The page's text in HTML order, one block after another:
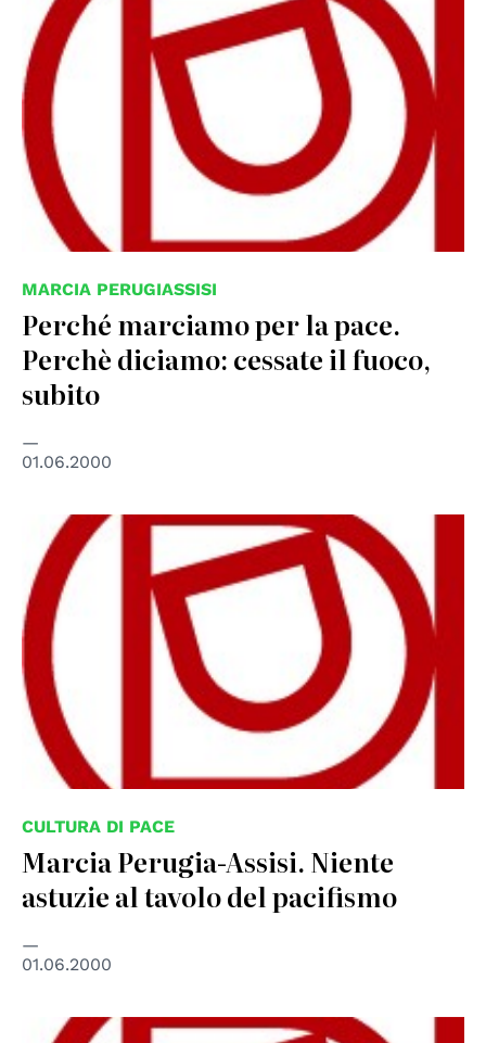
MARCIA PERUGIASSISI
Perché marciamo per la pace.
Perchè diciamo: cessate il fuoco,
subito
01.06.2000
CULTURA DI PACE
Marcia Perugia-Assisi. Niente
astuzie al tavolo del paciﬁsmo
01.06.2000